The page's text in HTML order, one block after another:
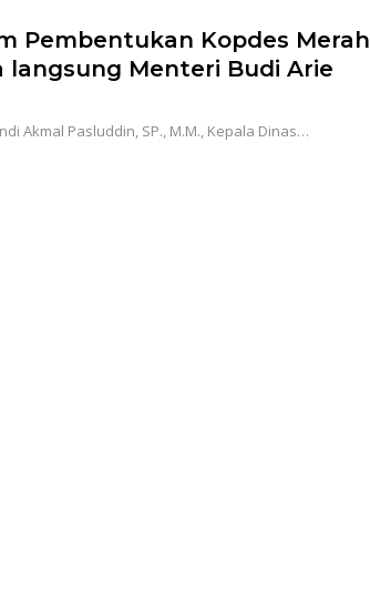
Pembentukan Kopdes Merah
Menteri Budi Arie
Akmal Pasluddin, SP., M.M., Kepala Dinas…